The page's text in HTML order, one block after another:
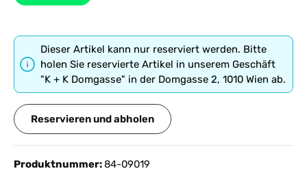
Dieser Artikel kann nur reserviert werden. Bitte
holen Sie reservierte Artikel in unserem Geschäft
"K + K Domgasse" in der Domgasse 2, 1010 Wien ab.
Reservieren und abholen
Produktnummer:84-09019